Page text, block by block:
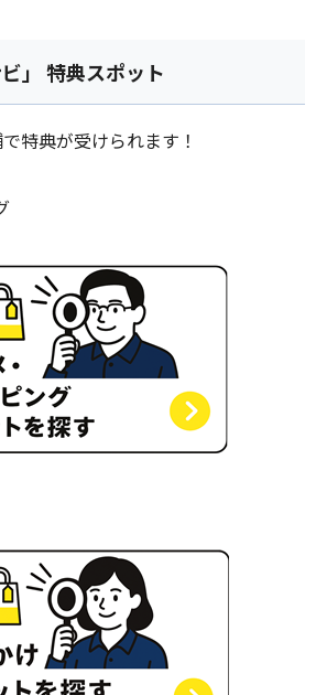
ビ」 特典スポット
特典が受けられます！